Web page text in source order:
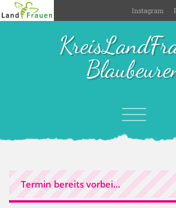
Instagram
Termin bereits vorbei...